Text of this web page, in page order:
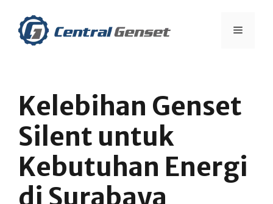
content
Menu
Kelebihan Genset
Silent untuk
Kebutuhan Energi
di Surabaya